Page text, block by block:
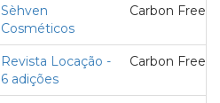
Sèhven
Cosméticos
Carbon Free
Revista Locação -
6 adições
Carbon Free